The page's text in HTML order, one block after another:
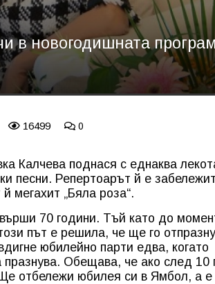
в новогодишната
16499 0
Калчева поднася с еднаква
песни. Репертоарът й е
мегахит „Бяла роза“.
70 години. Тъй като до
път е решила, че ще го
юбилейно парти едва, когато
Обещава, че ако след 10
отбележи юбилея си в Ямбол, а е